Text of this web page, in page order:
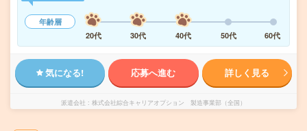
年齢層
20代
30代 40代 50代 60代
気になる! 応募へ進む 詳しく見る
派遣会社 株式会社綜合キャリアオプション 製造事業部（全国）